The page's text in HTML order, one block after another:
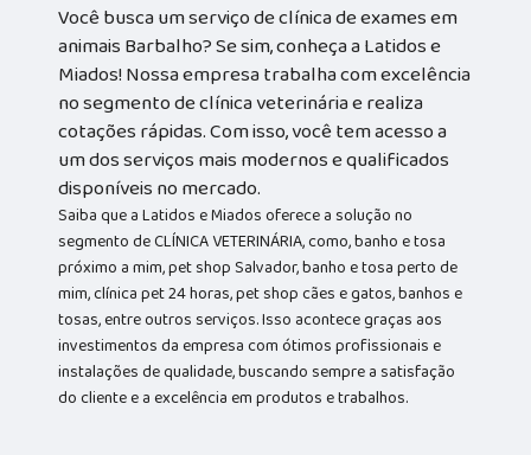
Você busca um serviço de clínica de exames em
animais Barbalho? Se sim, conheça a Latidos e
Miados! Nossa empresa trabalha com excelência
no segmento de clínica veterinária e realiza
cotações rápidas. Com isso, você tem acesso a
um dos serviços mais modernos e qualificados
disponíveis no mercado.
Saiba que a Latidos e Miados oferece a solução no
segmento de CLÍNICA VETERINÁRIA, como, banho e tosa
próximo a mim, pet shop Salvador, banho e tosa perto de
mim, clínica pet 24 horas, pet shop cães e gatos, banhos e
tosas, entre outros serviços. Isso acontece graças aos
investimentos da empresa com ótimos profissionais e
instalações de qualidade, buscando sempre a satisfação
do cliente e a excelência em produtos e trabalhos.